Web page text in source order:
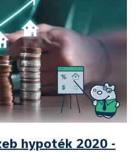
hypoték 2020 -